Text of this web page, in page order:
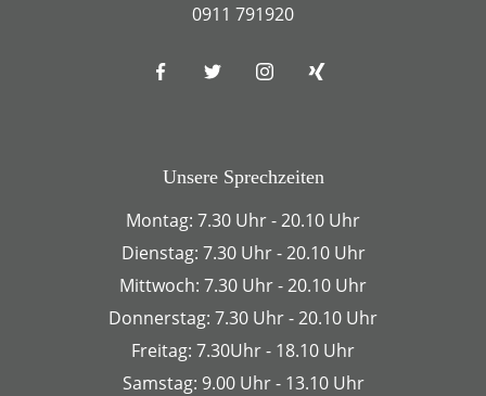
0911 791920
Unsere Sprechzeiten
Montag: 7.30 Uhr - 20.10 Uhr
Dienstag: 7.30 Uhr - 20.10 Uhr
Mittwoch: 7.30 Uhr - 20.10 Uhr
Donnerstag: 7.30 Uhr - 20.10 Uhr
Freitag: 7.30Uhr - 18.10 Uhr
Samstag: 9.00 Uhr - 13.10 Uhr